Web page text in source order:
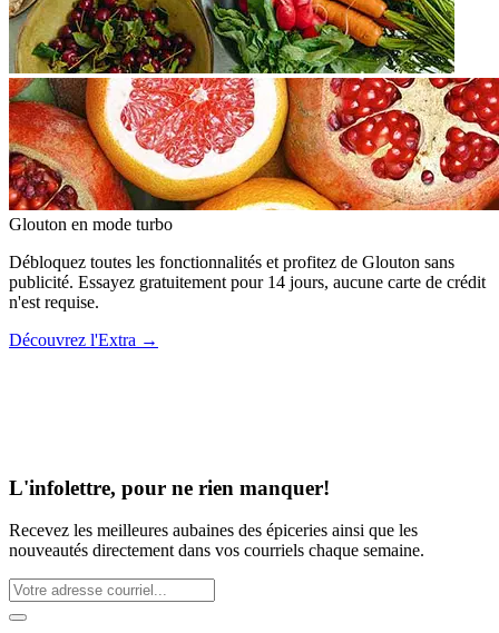
Glouton en mode turbo
Débloquez toutes les fonctionnalités et profitez de Glouton sans
publicité. Essayez gratuitement pour 14 jours, aucune carte de crédit
n'est requise.
Découvrez l'Extra →
L'infolettre, pour ne rien manquer!
Recevez les meilleures aubaines des épiceries ainsi que les
nouveautés directement dans vos courriels chaque semaine.